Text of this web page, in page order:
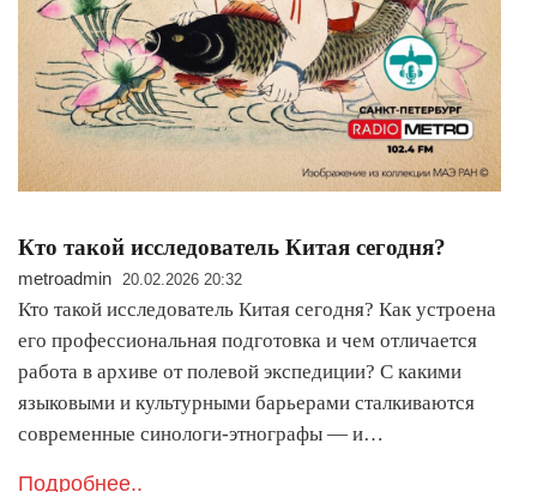
Кто такой исследователь Китая сегодня?
metroadmin 20.02.2026 20:32
Кто такой исследователь Китая сегодня? Как устроена
его профессиональная подготовка и чем отличается
работа в архиве от полевой экспедиции? С какими
языковыми и культурными барьерами сталкиваются
современные синологи-этнографы — и…
Подробнее..